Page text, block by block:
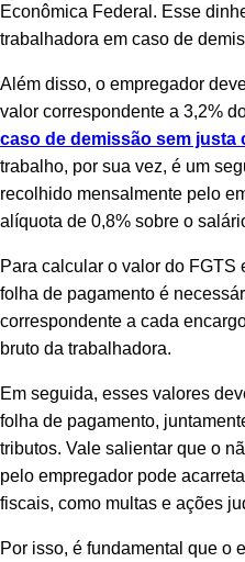
Econômica Federal. Esse
trabalhadora em caso de
Além disso, o empregador
valor correspondente a 3,2%
caso de demissão sem justa
trabalho, por sua vez, é um
recolhido mensalmente pelo
alíquota de 0,8% sobre o
Para calcular o valor do FGTS
folha de pagamento é
correspondente a cada
bruto da trabalhadora.
Em seguida, esses valores
folha de pagamento,
tributos. Vale salientar que o
pelo empregador pode
fiscais, como multas e ações
Por isso, é fundamental que o